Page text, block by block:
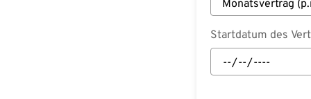
Startdatum des
Startdatum
des